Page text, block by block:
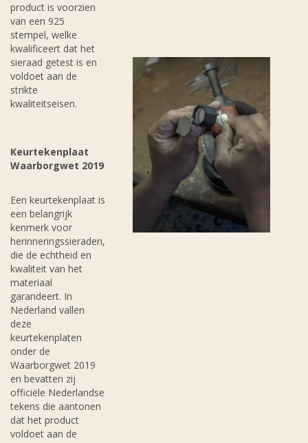
product is voorzien
van een 925
stempel, welke
kwalificeert dat het
sieraad getest is en
voldoet aan de
strikte
kwaliteitseisen.
Keurtekenplaat
Waarborgwet 2019
Een keurtekenplaat is
een belangrijk
kenmerk voor
herinneringssieraden,
die de echtheid en
kwaliteit van het
materiaal
garandeert. In
Nederland vallen
deze
keurtekenplaten
onder de
Waarborgwet 2019
en bevatten zij
officiële Nederlandse
tekens die aantonen
dat het product
voldoet aan de